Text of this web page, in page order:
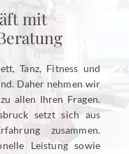
mit
Tanz, Fitness und
Daher nehmen wir
allen Ihren Fragen.
setzt sich aus
zusammen.
Leistung sowie